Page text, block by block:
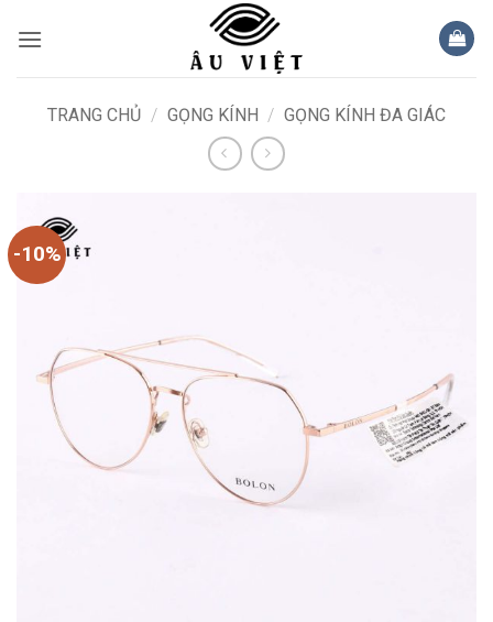
qua
TRANG CHỦ / GỌNG KÍNH / GỌNG KÍNH ĐA GIÁC
-10%